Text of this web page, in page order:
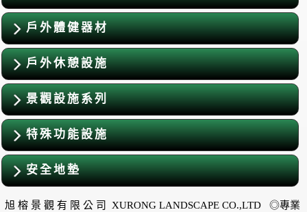
戶外體健器材
戶外休憩設施
景觀設施系列
特殊功能設施
安全地墊
旭 榕 景 觀 有 限 公 司 XURONG LANDSCAPE CO.,LTD ◎專業